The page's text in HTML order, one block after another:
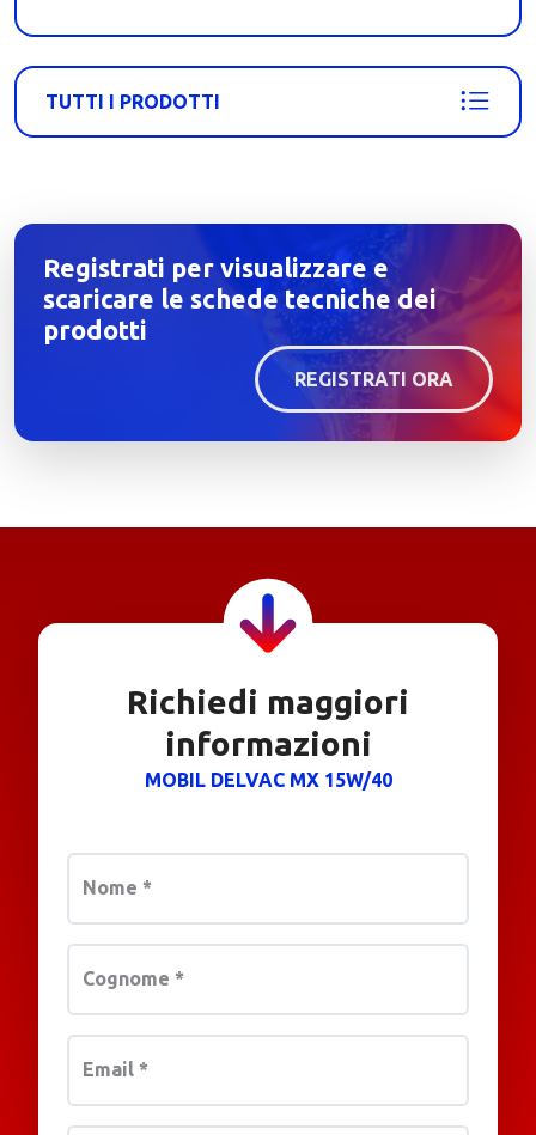
TUTTI I PRODOTTI
Registrati per visualizzare e
scaricare le schede tecniche dei
prodotti
REGISTRATI ORA
Richiedi maggiori
informazioni
MOBIL DELVAC MX 15W/40
Nome *
Cognome *
Email *